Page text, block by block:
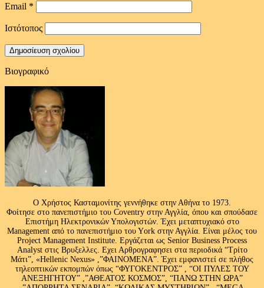
Email *
Ιστότοπος
Βιογραφικό
Ο Χρήστος Κασταμονίτης γεννήθηκε στην Αθήνα το 1973.
Φοίτησε στο πανεπιστήμιο του Coventry στην Αγγλία, όπου και σπούδασε
Επιστήμη Ηλεκτρονικών Υπολογιστών. Έχει μεταπτυχιακό στο
Management από το πανεπιστήμιο του Υork στην Αγγλία. Είναι μέλος του
Project Management Institute. Εργάζεται ως Senior Business Process
Analyst στις Βρυξελλες. Εχει Αρθρογραφησει στα περιοδικά “Τρίτο
Μάτι”, «Hellenic Nexus» ,”ΦΑΙΝΟΜΕΝΑ”. Έχει εμφανιστεί σε πλήθος
τηλεοπτικών εκπομπών όπως “ΦΥΓΟΚΕΝΤΡΟΣ” , “ΟΙ ΠΥΛΕΣ ΤΟΥ
ΑΝΕΞΗΓΗΤΟΥ” ,”ΑΘΕΑΤΟΣ ΚΟΣΜΟΣ”, “ΠΑΝΩ ΣΤΗΝ ΩΡΑ”